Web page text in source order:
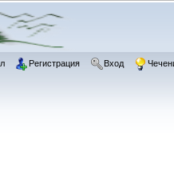
Регистрация Вход